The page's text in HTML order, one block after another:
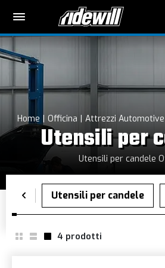
Home Officina Attrezzi Automotive
Utensili per
Utensili per candele
4 prodotti